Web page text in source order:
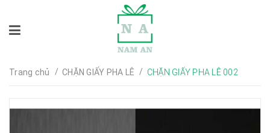
Trang chủ / CHẶN GIẤY PHA LÊ / CHẶN GIẤY PHA LÊ 002